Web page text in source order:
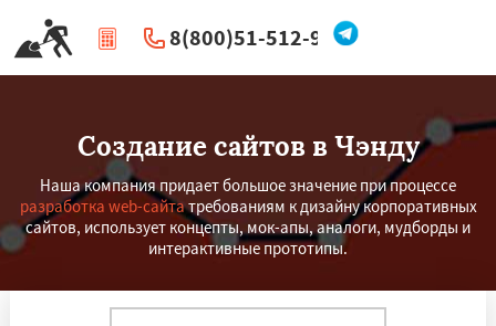
8(800)51-512-96
| Перезвоните мне
Создание сайтов в Чэнду
Наша компания придает большое значение при процессе
разработка web-сайтатребованиям к дизайну корпоративных
сайтов, использует концепты, мок-апы, аналоги, мудборды и
интерактивные прототипы.